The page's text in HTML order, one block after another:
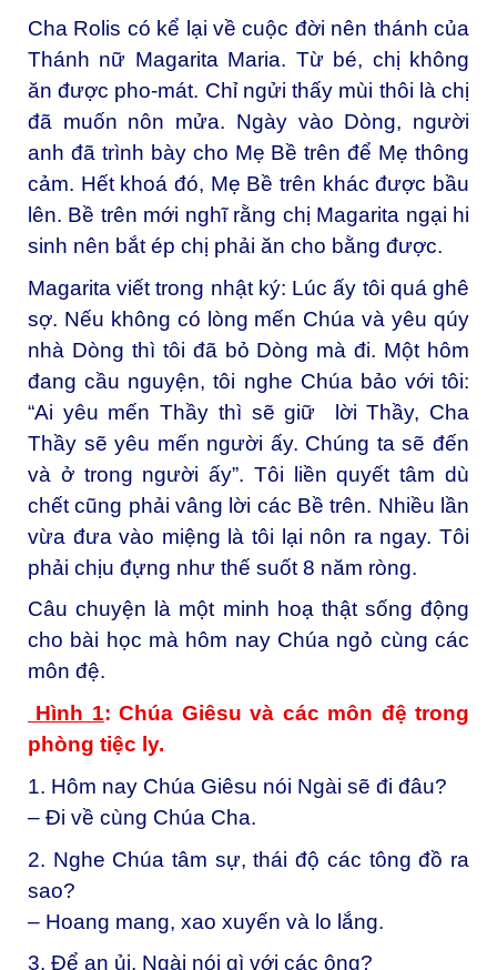
Cha Rolis có kể lại về cuộc đời nên thánh của
Thánh nữ Magarita Maria. Từ bé, chị không
ăn được pho-mát. Chỉ ngửi thấy mùi thôi là chị
đã muốn nôn mửa. Ngày vào Dòng, người
anh đã trình bày cho Mẹ Bề trên để Mẹ thông
cảm. Hết khoá đó, Mẹ Bề trên khác được bầu
lên. Bề trên mới nghĩ rằng chị Magarita ngại hi
sinh nên bắt ép chị phải ăn cho bằng được.
Magarita viết trong nhật ký: Lúc ấy tôi quá ghê
sợ. Nếu không có lòng mến Chúa và yêu qúy
nhà Dòng thì tôi đã bỏ Dòng mà đi. Một hôm
đang cầu nguyện, tôi nghe Chúa bảo với tôi:
“Ai yêu mến Thầy thì sẽ giữ lời Thầy, Cha
Thầy sẽ yêu mến người ấy. Chúng ta sẽ đến
và ở trong người ấy”. Tôi liền quyết tâm dù
chết cũng phải vâng lời các Bề trên. Nhiều lần
vừa đưa vào miệng là tôi lại nôn ra ngay. Tôi
phải chịu đựng như thế suốt 8 năm ròng.
Câu chuyện là một minh hoạ thật sống động
cho bài học mà hôm nay Chúa ngỏ cùng các
môn đệ.
Hình 1: Chúa Giêsu và các môn đệ trong
phòng tiệc ly.
1. Hôm nay Chúa Giêsu nói Ngài sẽ đi đâu?
– Đi về cùng Chúa Cha.
2. Nghe Chúa tâm sự, thái độ các tông đồ ra
sao?
– Hoang mang, xao xuyến và lo lắng.
3. Để an ủi, Ngài nói gì với các ông?